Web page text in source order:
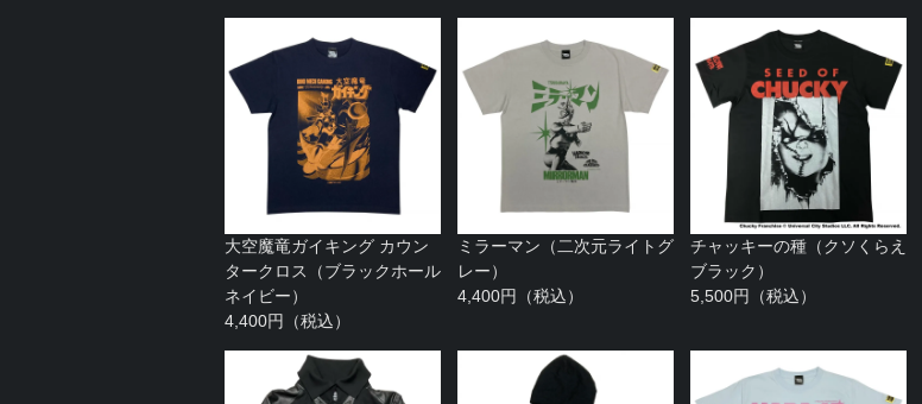
大空魔竜ガイキング カウン
タークロス（ブラックホール
ネイビー）
4,400円（税込）
ミラーマン（二次元ライトグ
レー）
4,400円（税込）
チャッキーの種（クソくらえ
ブラック）
5,500円（税込）